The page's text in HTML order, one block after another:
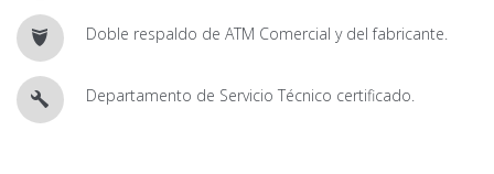
Doble respaldo de ATM Comercial y del fabricante.
Departamento de Servicio Técnico certificado.